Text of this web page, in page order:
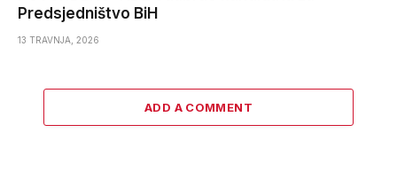
Predsjedništvo BiH
13 TRAVNJA, 2026
ADD A COMMENT